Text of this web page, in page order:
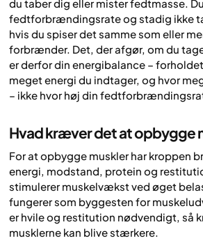
du taber dig eller mister fedtmasse.
fedtforbrændingsrate og stadig ikke
hvis du spiser det samme som eller
forbrænder. Det, der afgør, om du
er derfor din energibalance –
meget energi du indtager, og hvor
– ikke hvor høj din
Hvad kræver det at opbygge
For at opbygge muskler har kroppen
energi, modstand, protein og
stimulerer muskelvækst ved øget
fungerer som byggesten for
er hvile og restitution nødvendigt, så
musklerne kan blive stærkere.